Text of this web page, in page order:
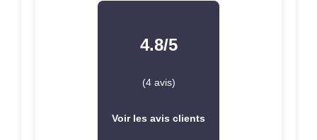
4.8/5
(4 avis)
Voir les avis clients